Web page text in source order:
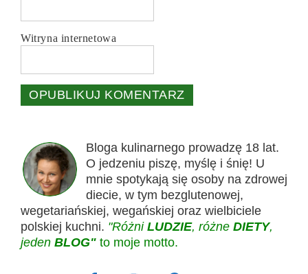
Witryna internetowa
Bloga kulinarnego prowadzę 18 lat.
O jedzeniu piszę, myślę i śnię! U
mnie spotykają się osoby na zdrowej
diecie, w tym bezglutenowej,
wegetariańskiej, wegańskiej oraz wielbiciele
polskiej kuchni. "Różni LUDZIE, różne DIETY,
jeden BLOG" to moje motto.